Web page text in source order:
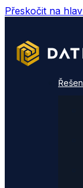
Přeskočit na